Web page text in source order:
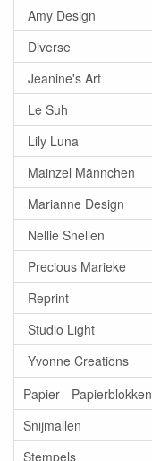
Amy Design
Diverse
Jeanine's Art
Le Suh
Lily Luna
Mainzel Männchen
Marianne Design
Nellie Snellen
Precious Marieke
Reprint
Studio Light
Yvonne Creations
Papier - Papierblokken
Snijmallen
Stempels